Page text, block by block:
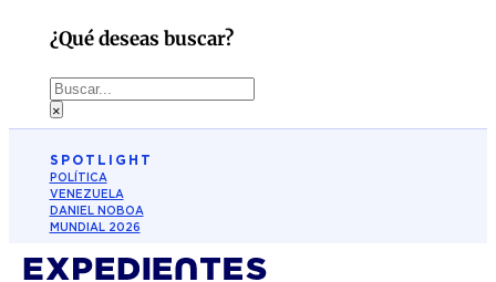
¿Qué deseas buscar?
Buscar
×
SPOTLIGHT
POLÍTICA
VENEZUELA
DANIEL NOBOA
MUNDIAL 2026